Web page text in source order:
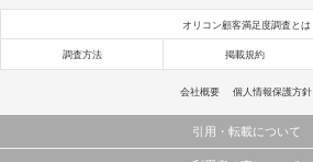
オリコン顧客満足度調査とは
調査方法 掲載規約
会社概要 個人情報保護方針
引用・転載について